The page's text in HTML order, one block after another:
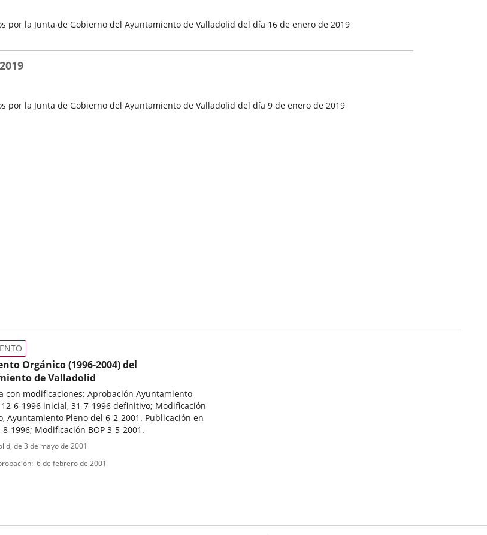
por la Junta de Gobierno del Ayuntamiento de Valladolid del día 16 de enero de 2019
por la Junta de Gobierno del Ayuntamiento de Valladolid del día 9 de enero de 2019
Orgánico (1996-2004) del
de Valladolid
con modificaciones: Aprobación Ayuntamiento
6-1996 inicial, 31-7-1996 definitivo; Modificación
Ayuntamiento Pleno del 6-2-2001. Publicación en
8-1996; Modificación BOP 3-5-2001.
, de 3 de mayo de 2001
6 de febrero de 2001